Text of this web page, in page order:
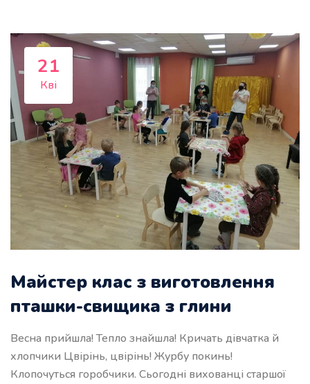
21
Кві
Майстер клас з виготовлення
пташки-свищика з глини
Весна прийшла! Тепло знайшла! Кричать дівчатка й
хлопчики Цвірінь, цвірінь! Журбу покинь!
Клопочуться горобчики. Сьогодні вихованці старшої